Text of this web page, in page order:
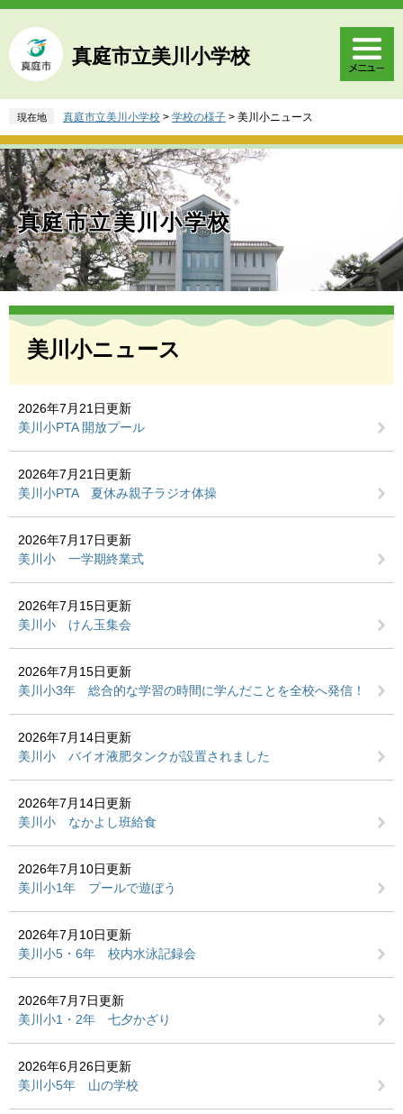
ペ
ジ
の
頭
す
。
メ
ュ
ー
飛
し
て
本
文
へ
真庭市立美川小学校
現在地 真庭市立美川小学校 > 学校の様子 > 美川小ニュース
真庭市立美川小学校
本
美川小ニュース
2026年7月21日更新
美川小PTA 開放プール
2026年7月21日更新
美川小PTA 夏休み親子ラジオ体操
2026年7月17日更新
美川小 一学期終業式
2026年7月15日更新
美川小 けん玉集会
2026年7月15日更新
美川小3年 総合的な学習の時間に学んだことを全校へ発信！
2026年7月14日更新
美川小 バイオ液肥タンクが設置されました
2026年7月14日更新
美川小 なかよし班給食
2026年7月10日更新
美川小1年 プールで遊ぼう
2026年7月10日更新
美川小5・6年 校内水泳記録会
2026年7月7日更新
美川小1・2年 七夕かざり
2026年6月26日更新
美川小5年 山の学校